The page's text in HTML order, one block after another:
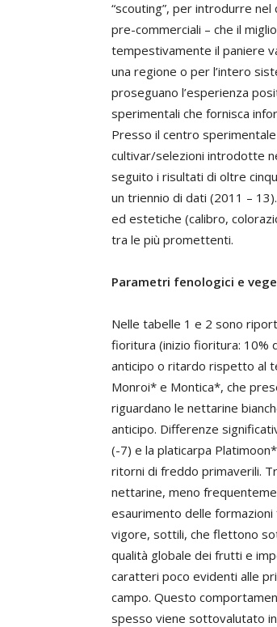
“scouting”, per introdurre
pre-commerciali – che il
tempestivamente il paniere
una regione o per l’intero
proseguano l’esperienza
sperimentali che fornisca
Presso il centro
cultivar/selezioni introdotte
seguito i risultati di oltre
un triennio di dati (2011 –
ed estetiche (calibro,
tra le più promettenti.
Parametri fenologici e
Nelle tabelle 1 e 2 sono
fioritura (inizio fioritura: 10%
anticipo o ritardo rispetto al
Monroi* e Montica*, che
riguardano le nettarine
anticipo. Differenze
(-7) e la platicarpa
ritorni di freddo primaverili.
nettarine, meno
esaurimento delle
vigore, sottili, che flettono
qualità globale dei frutti e
caratteri poco evidenti alle
campo. Questo
spesso viene sottovalutato